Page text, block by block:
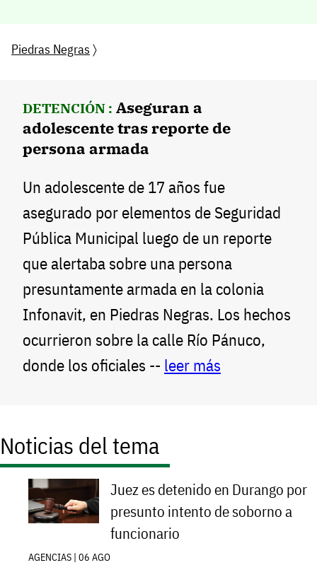
Piedras Negras 〉
DETENCIÓN : Aseguran a
adolescente tras reporte de
persona armada
Un adolescente de 17 años fue
asegurado por elementos de Seguridad
Pública Municipal luego de un reporte
que alertaba sobre una persona
presuntamente armada en la colonia
Infonavit, en Piedras Negras. Los hechos
ocurrieron sobre la calle Río Pánuco,
donde los oficiales -- leer más
Noticias del tema
Juez es detenido en Durango por
presunto intento de soborno a
funcionario
AGENCIAS | 06 AGO